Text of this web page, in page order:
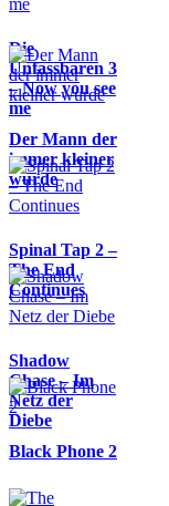
Die
Unfassbaren 3
– Now you see
me
Der Mann der
immer kleiner
wurde
Spinal Tap 2 –
The End
Continues
Shadow
Chase – Im
Netz der
Diebe
Black Phone 2